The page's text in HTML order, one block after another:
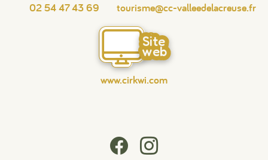
02 54 47 43 69 tourisme@cc-valleedelacreuse.fr
Site
web
www.cirkwi.com